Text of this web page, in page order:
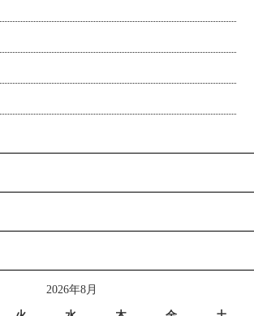
2026年8月